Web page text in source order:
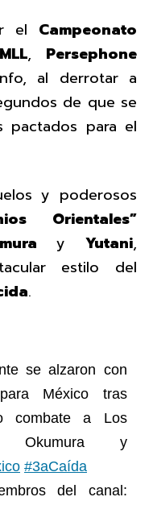
el Campeonato
, Persephone
al derrotar a
de que se
pactados para el
y poderosos
Orientales”
y Yutani,
estilo del
.
se alzaron con
México tras
combate a Los
Okumura y
#3aCaída
del canal: